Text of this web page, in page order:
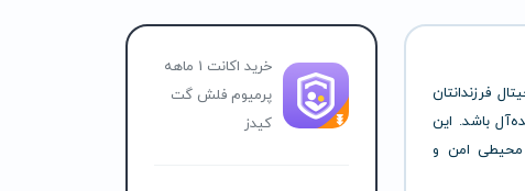
فرزندانتان
باشد. این
محیطی امن و
خرید اکانت 1 ماهه
پرمیوم فلش گت
کیدز